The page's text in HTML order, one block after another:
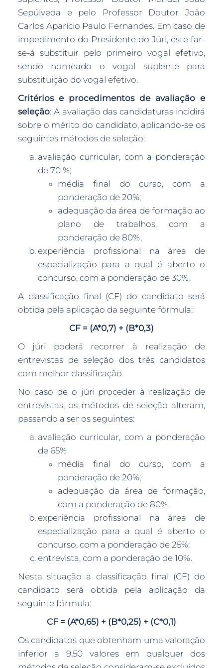
Sepúlveda e pelo Professor Doutor João
Carlos Aparício Paulo Fernandes. Em caso de
impedimento do Presidente do Júri, este far-
se-á substituir pelo primeiro vogal efetivo,
sendo nomeado o vogal suplente para
substituição do vogal efetivo.
Critérios e procedimentos de avaliação e
seleção: A avaliação das candidaturas incidirá
sobre o mérito do candidato, aplicando-se os
seguintes métodos de seleção:
avaliação curricular, com a ponderação
de 70 %;
média final do curso, com a
ponderação de 20%;
adequação da área de formação ao
plano de trabalhos, com a
ponderação de 80%,
experiência profissional na área de
especialização para a qual é aberto o
concurso, com a ponderação de 30%.
A classificação final (CF) do candidato será
obtida pela aplicação da seguinte fórmula:
CF = (A*0,7) + (B*0,3)
O júri poderá recorrer à realização de
entrevistas de seleção dos três candidatos
com melhor classificação.
No caso de o júri proceder à realização de
entrevistas, os métodos de seleção alteram,
passando a ser os seguintes:
avaliação curricular, com a ponderação
de 65%
média final do curso, com a
ponderação de 20%;
adequação da área de formação,
com a ponderação de 80%,
experiência profissional na área de
especialização para a qual é aberto o
concurso, com a ponderação de 25%;
entrevista, com a ponderação de 10%.
Nesta situação a classificação final (CF) do
candidato será obtida pela aplicação da
seguinte fórmula:
CF = (A*0,65) + (B*0,25) + (C*0,1)
Os candidatos que obtenham uma valoração
inferior a 9,50 valores em qualquer dos